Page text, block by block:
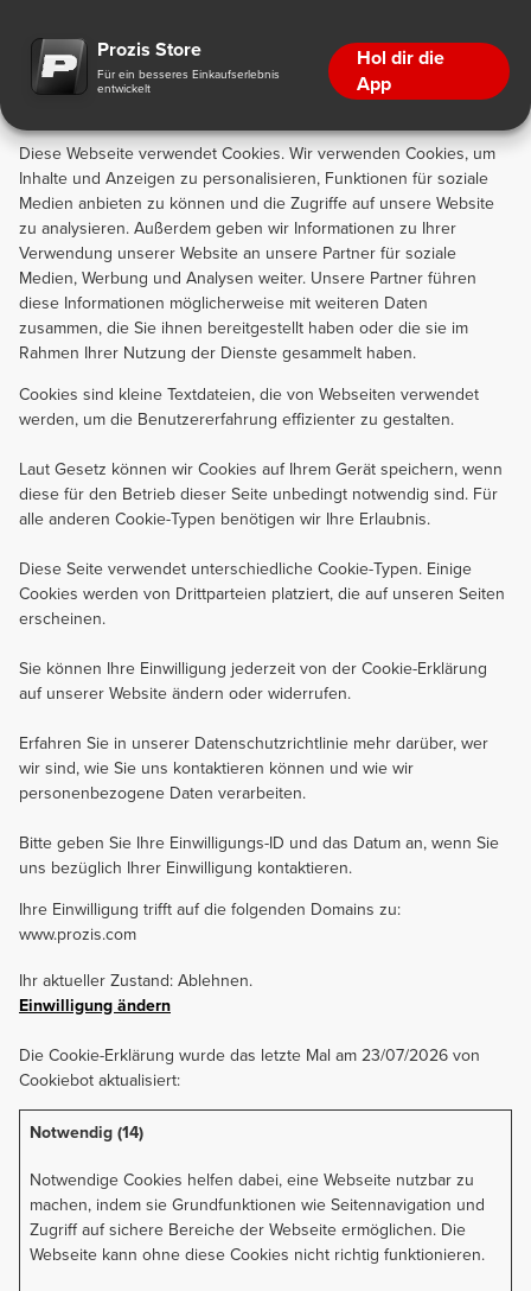
Cookie-Erklärung
Prozis Store
Für ein besseres Einkaufserlebnis
entwickelt
Hol dir die
App
Diese Webseite verwendet Cookies. Wir verwenden Cookies, um
Inhalte und Anzeigen zu personalisieren, Funktionen für soziale
Medien anbieten zu können und die Zugriffe auf unsere Website
zu analysieren. Außerdem geben wir Informationen zu Ihrer
Verwendung unserer Website an unsere Partner für soziale
Medien, Werbung und Analysen weiter. Unsere Partner führen
diese Informationen möglicherweise mit weiteren Daten
zusammen, die Sie ihnen bereitgestellt haben oder die sie im
Rahmen Ihrer Nutzung der Dienste gesammelt haben.
Cookies sind kleine Textdateien, die von Webseiten verwendet
werden, um die Benutzererfahrung effizienter zu gestalten.
Laut Gesetz können wir Cookies auf Ihrem Gerät speichern, wenn
diese für den Betrieb dieser Seite unbedingt notwendig sind. Für
alle anderen Cookie-Typen benötigen wir Ihre Erlaubnis.
Diese Seite verwendet unterschiedliche Cookie-Typen. Einige
Cookies werden von Drittparteien platziert, die auf unseren Seiten
erscheinen.
Sie können Ihre Einwilligung jederzeit von der Cookie-Erklärung
auf unserer Website ändern oder widerrufen.
Erfahren Sie in unserer Datenschutzrichtlinie mehr darüber, wer
wir sind, wie Sie uns kontaktieren können und wie wir
personenbezogene Daten verarbeiten.
Bitte geben Sie Ihre Einwilligungs-ID und das Datum an, wenn Sie
uns bezüglich Ihrer Einwilligung kontaktieren.
Ihre Einwilligung trifft auf die folgenden Domains zu:
www.prozis.com
Ihr aktueller Zustand: Ablehnen.
Einwilligung ändern
Die Cookie-Erklärung wurde das letzte Mal am 23/07/2026 von
Cookiebot aktualisiert:
Notwendig (14)
Notwendige Cookies helfen dabei, eine Webseite nutzbar zu
machen, indem sie Grundfunktionen wie Seitennavigation und
Zugriff auf sichere Bereiche der Webseite ermöglichen. Die
Webseite kann ohne diese Cookies nicht richtig funktionieren.